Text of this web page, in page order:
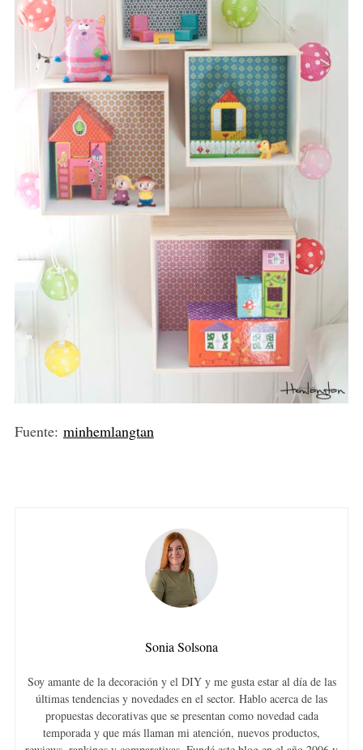
Fuente: minhemlangtan
Sonia Solsona
Soy amante de la decoración y el DIY y me gusta estar al día de las
últimas tendencias y novedades en el sector. Hablo acerca de las
propuestas decorativas que se presentan como novedad cada
temporada y que más llaman mi atención, nuevos productos,